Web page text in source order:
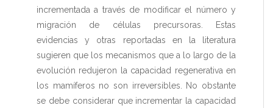
incrementada a través de modificar el número y
migración de células precursoras. Estas
evidencias y otras reportadas en la literatura
sugieren que los mecanismos que a lo largo de la
evolución redujeron la capacidad regenerativa en
los mamíferos no son irreversibles. No obstante
se debe considerar que incrementar la capacidad